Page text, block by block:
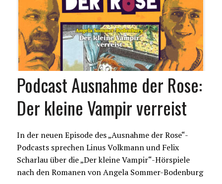
Podcast Ausnahme der Rose:
Der kleine Vampir verreist
In der neuen Episode des „Ausnahme der Rose“-
Podcasts sprechen Linus Volkmann und Felix
Scharlau über die „Der kleine Vampir“-Hörspiele
nach den Romanen von Angela Sommer-Bodenburg